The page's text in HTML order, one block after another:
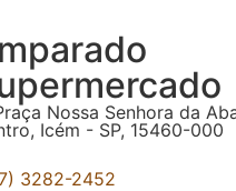
Nossa Senhora da
Icém - SP, 15460-000
3282-2452